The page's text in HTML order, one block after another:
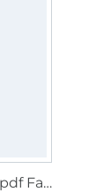
Patron sac banane pdf Fadenkäfer, en allemand